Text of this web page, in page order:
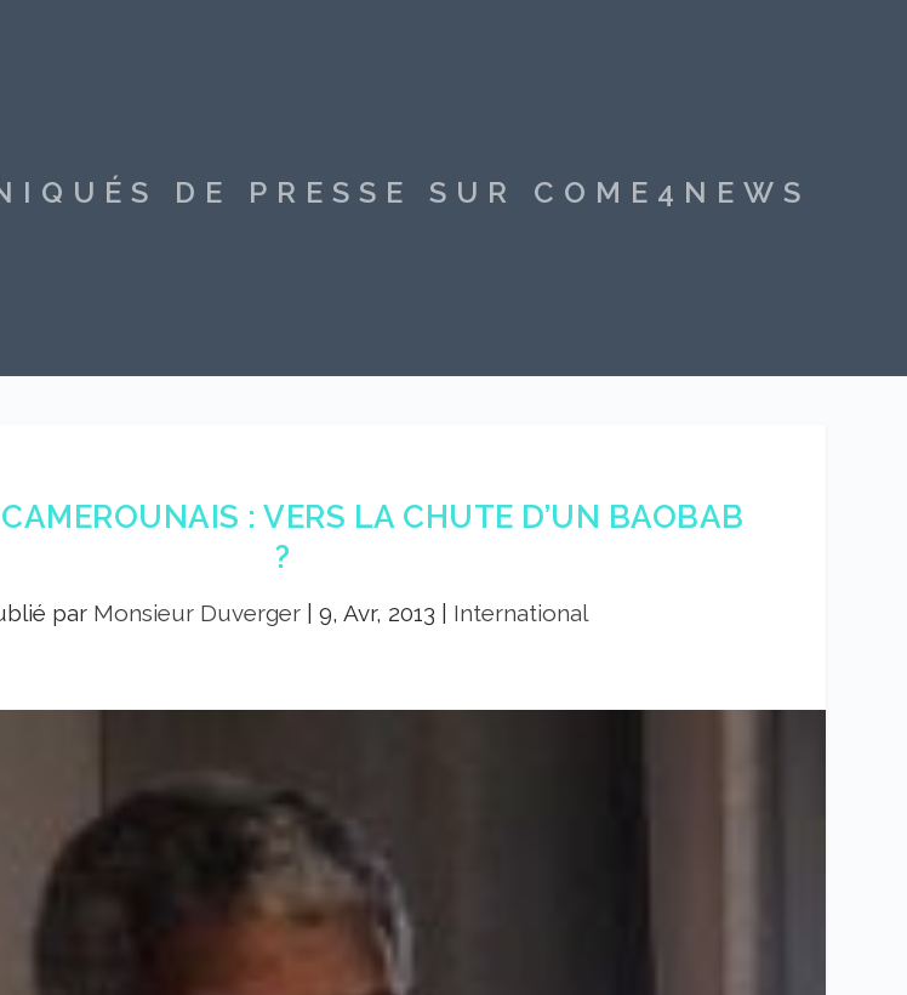
DE PRESSE SUR COME4NEWS
: VERS LA CHUTE D’UN BAOBAB
?
par Monsieur Duverger| 9, Avr, 2013 International